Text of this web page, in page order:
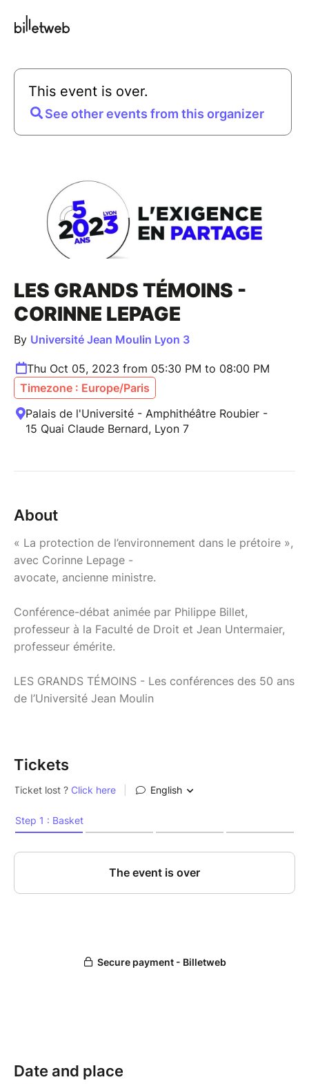
This event is over.
See other events from this organizer
LES GRANDS TÉMOINS -
CORINNE LEPAGE
By Université Jean Moulin Lyon 3
Thu Oct 05, 2023 from 05:30 PM to 08:00 PM
Timezone : Europe/Paris
Palais de l'Université - Amphithéâtre Roubier -
15 Quai Claude Bernard, Lyon 7
About
« La protection de l’environnement dans le prétoire »,
avec Corinne Lepage -
avocate, ancienne ministre.
Conférence-débat animée par Philippe Billet,
professeur à la Faculté de Droit et Jean Untermaier,
professeur émérite.
LES GRANDS TÉMOINS - Les conférences des 50 ans
de l’Université Jean Moulin
Tickets
Date and place